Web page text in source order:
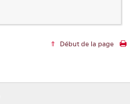
Début de la page